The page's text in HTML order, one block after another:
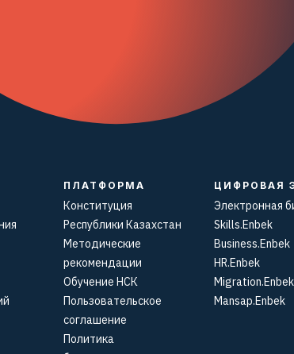
ПЛАТФОРМА
Конституция
Республики Казахстан
Методические
рекомендации
Обучение НСК
Пользовательское
соглашение
Политика
ЦИФРОВАЯ
Электронная
Skills.Enbek
Business.Enbek
HR.Enbek
Migration.Enbek
Mansap.Enbek